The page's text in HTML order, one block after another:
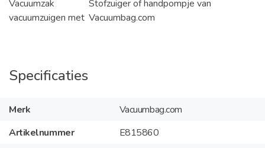
Vacuumzak
vacuumzuigen met
Stofzuiger of handpompje van
Vacuumbag.com
Specificaties
Merk
Vacuumbag.com
Artikelnummer
E815860